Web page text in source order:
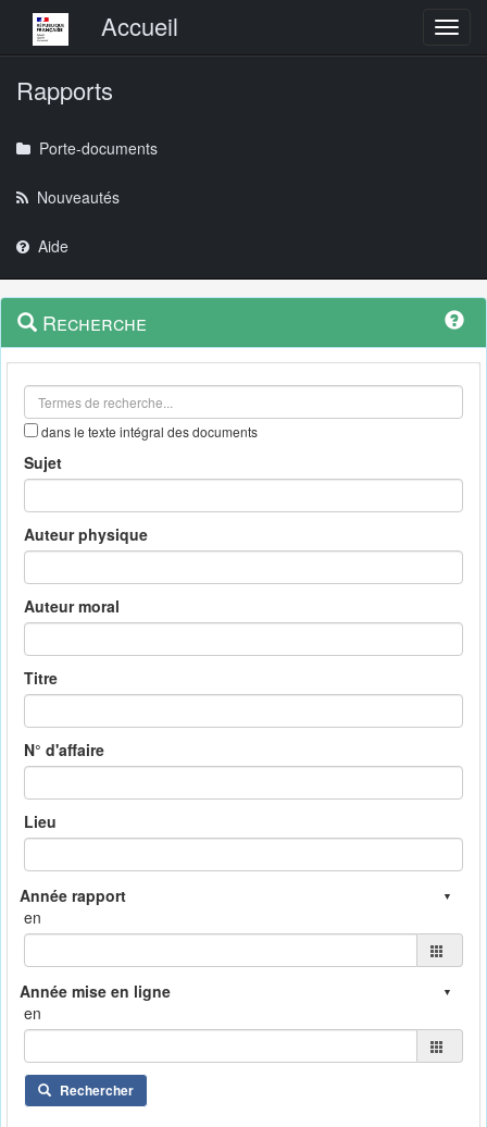
Menu principalAccueil
Rapports
Porte-documents
Nouveautés
Aide
Navigation
outils
Menu
contextuel
Recherche
dans le texte intégral des documents
Sujet
Auteur physique
Auteur moral
Titre
N° d'affaire
Lieu
en
en
Rechercher